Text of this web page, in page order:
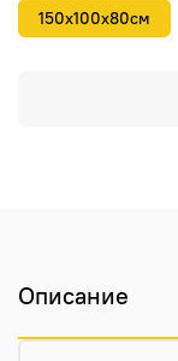
150х100х80см
Описание